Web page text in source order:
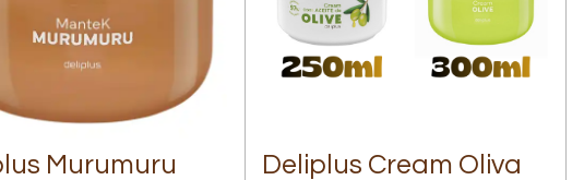
Murumuru
Deliplus Cream Oliva